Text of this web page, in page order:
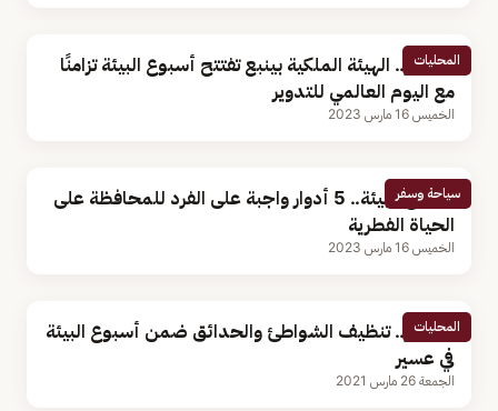
المحليات
بالصور.. الهيئة الملكية بينبع تفتتح أسبوع البيئة تزامنًا
مع اليوم العالمي للتدوير
الخميس 16 مارس 2023
سياحة وسفر
أسبوع البيئة.. 5 أدوار واجبة على الفرد للمحافظة على
الحياة الفطرية
الخميس 16 مارس 2023
المحليات
بالصور.. تنظيف الشواطئ والحدائق ضمن أسبوع البيئة
في عسير
الجمعة 26 مارس 2021